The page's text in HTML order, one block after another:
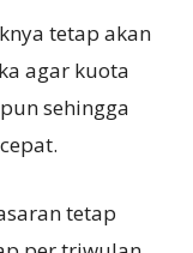
tetap akan
agar kuota
sehingga
tetap